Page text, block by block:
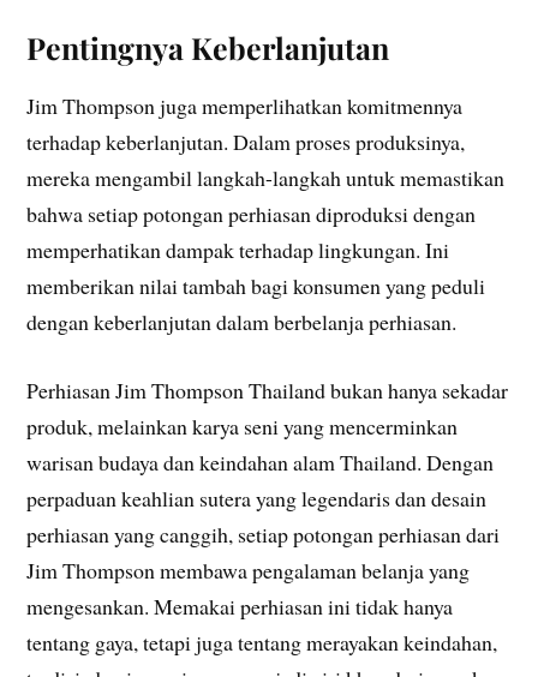
Pentingnya Keberlanjutan
Jim Thompson juga memperlihatkan komitmennya
terhadap keberlanjutan. Dalam proses produksinya,
mereka mengambil langkah-langkah untuk memastikan
bahwa setiap potongan perhiasan diproduksi dengan
memperhatikan dampak terhadap lingkungan. Ini
memberikan nilai tambah bagi konsumen yang peduli
dengan keberlanjutan dalam berbelanja perhiasan.
Perhiasan Jim Thompson Thailand bukan hanya sekadar
produk, melainkan karya seni yang mencerminkan
warisan budaya dan keindahan alam Thailand. Dengan
perpaduan keahlian sutera yang legendaris dan desain
perhiasan yang canggih, setiap potongan perhiasan dari
Jim Thompson membawa pengalaman belanja yang
mengesankan. Memakai perhiasan ini tidak hanya
tentang gaya, tetapi juga tentang merayakan keindahan,